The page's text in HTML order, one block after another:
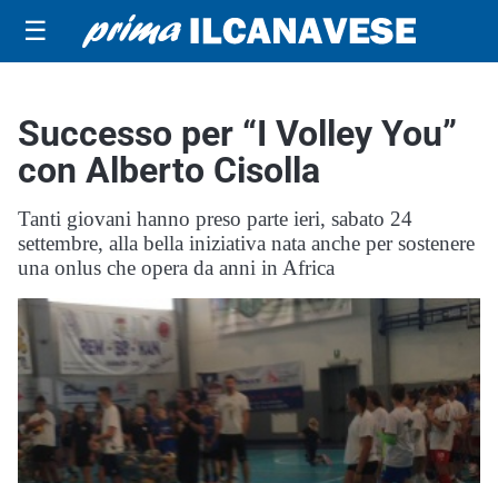
☰
Successo per “I Volley You”
con Alberto Cisolla
Tanti giovani hanno preso parte ieri, sabato 24
settembre, alla bella iniziativa nata anche per sostenere
una onlus che opera da anni in Africa